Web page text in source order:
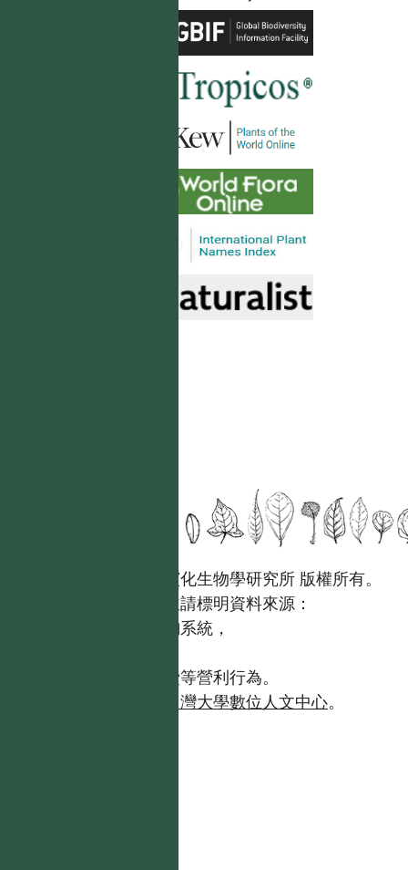
國立台灣大學生態學與演化生物學研究所 版權所有。
歡迎引用本網站資料，並請標明資料來源：
【台灣植物資訊整合查詢系統，
且不得有收取資料查詢費等營利行為。
台灣大學數位人文中心。